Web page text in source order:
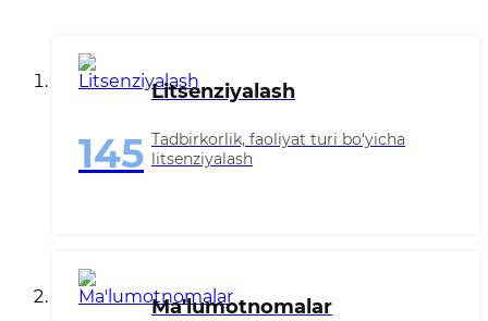
145
Litsenziyalash
Tadbirkorlik, faoliyat turi bo‘yicha
litsenziyalash
Ma'lumotnomalar